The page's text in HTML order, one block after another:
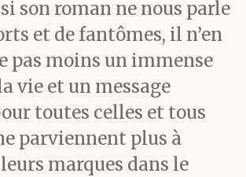
de plusieurs
de livres
jaunis, écornés
ce qu’il appelle
son roman ne nous parle
et de fantômes, il n’en
pas moins un immense
vie et un message
toutes celles et tous
parviennent plus à
marques dans le